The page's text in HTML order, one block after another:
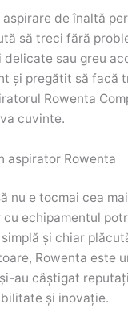
aspirare de înaltă
să treci fără
delicate sau greu
și pregătit să facă
Rowenta
cuvinte.
aspirator Rowenta
nu e tocmai cea
cu echipamentul
și chiar
Rowenta este
au câștigat
și inovație.